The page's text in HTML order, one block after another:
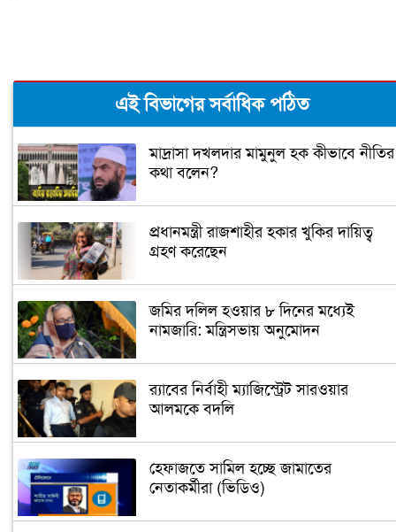
এই বিভাগের সর্বাধিক পঠিত
মাদ্রাসা দখলদার মামুনুল হক কীভাবে নীতির
কথা বলেন?
প্রধানমন্ত্রী রাজশাহীর হকার খুকির দায়িত্ব
গ্রহণ করেছেন
জমির দলিল হওয়ার ৮ দিনের মধ্যেই
নামজারি: মন্ত্রিসভায় অনুমোদন
র‌্যাবের নির্বাহী ম্যাজিস্ট্রেট সারওয়ার
আলমকে বদলি
হেফাজতে সামিল হচ্ছে জামাতের
নেতাকর্মীরা (ভিডিও)